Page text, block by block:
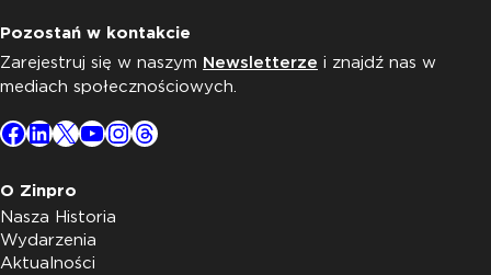
Pozostań w kontakcie
Zarejestruj się w naszym Newsletterze i znajdź nas w
mediach społecznościowych.
Facebook
LinkedIn
X YouTube
Instagram
Threads
O Zinpro
Nasza Historia
Wydarzenia
Aktualności